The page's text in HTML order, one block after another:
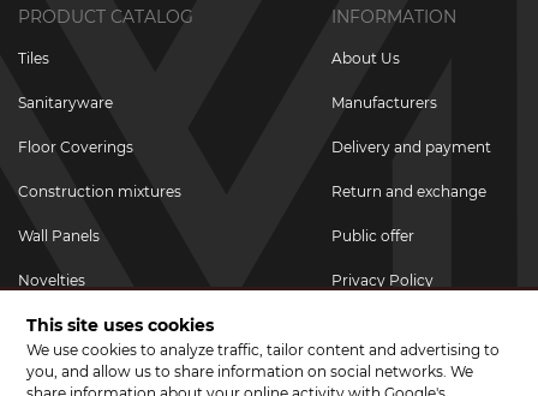
PRODUCT CATALOG
Tiles
Sanitaryware
Floor Coverings
Construction mixtures
Wall Panels
Novelties
Promotional goods
Promotions & Discounts
INFORMATION
About Us
Manufacturers
Delivery and payment
Return and exchange
Public offer
Privacy Policy
This site uses cookies
We use cookies to analyze traffic, tailor content and advertising to
you, and allow us to share information on social networks. We